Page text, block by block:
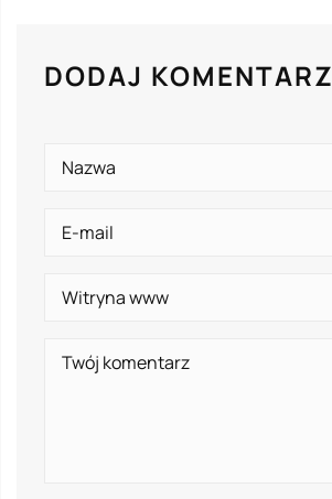
DODAJ KOMENTARZ